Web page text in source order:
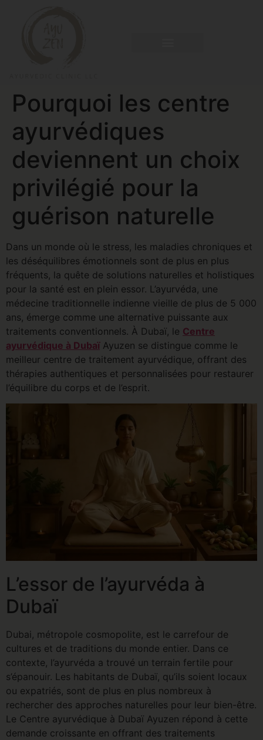
Pourquoi les centre
ayurvédiques
deviennent un choix
privilégié pour la
guérison naturelle
Dans un monde où le stress, les maladies chroniques et
les déséquilibres émotionnels sont de plus en plus
fréquents, la quête de solutions naturelles et holistiques
pour la santé est en plein essor. L’ayurvéda, une
médecine traditionnelle indienne vieille de plus de 5 000
ans, émerge comme une alternative puissante aux
traitements conventionnels. À Dubaï, le Centre
ayurvédique à DubaïAyuzen se distingue comme le
meilleur centre de traitement ayurvédique, offrant des
thérapies authentiques et personnalisées pour restaurer
l’équilibre du corps et de l’esprit.
L’essor de l’ayurvéda à
Dubaï
Dubai, métropole cosmopolite, est le carrefour de
cultures et de traditions du monde entier. Dans ce
contexte, l’ayurvéda a trouvé un terrain fertile pour
s’épanouir. Les habitants de Dubaï, qu’ils soient locaux
ou expatriés, sont de plus en plus nombreux à
rechercher des approches naturelles pour leur bien-être.
Le Centre ayurvédique à Dubaï Ayuzen répond à cette
demande croissante en offrant des traitements